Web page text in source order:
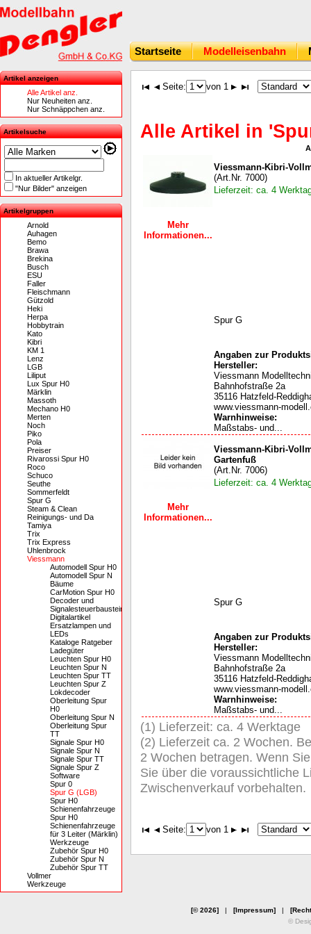
Startseite Modelleisenbahn
Artikel anzeigen
Alle Artikel anz.
Nur Neuheiten anz.
Nur Schnäppchen anz.
Artikelsuche
In aktueller Artikelgr.
"Nur Bilder" anzeigen
Artikelgruppen
Arnold
Auhagen
Bemo
Brawa
Brekina
Busch
ESU
Faller
Fleischmann
Gützold
Heki
Herpa
Hobbytrain
Kato
Kibri
KM 1
Lenz
LGB
Liliput
Lux Spur H0
Märklin
Massoth
Mechano H0
Merten
Noch
Piko
Pola
Preiser
Rivarossi Spur H0
Roco
Schuco
Seuthe
Sommerfeldt
Spur G
Steam & Clean
Reinigungs- und Da
Tamiya
Trix
Trix Express
Uhlenbrock
Viessmann
Automodell Spur H0
Automodell Spur N
Bäume
CarMotion Spur H0
Decoder und
Signalesteuerbausteine
Digitalartikel
Ersatzlampen und
LEDs
Kataloge Ratgeber
Ladegüter
Leuchten Spur H0
Leuchten Spur N
Leuchten Spur TT
Leuchten Spur Z
Lokdecoder
Oberleitung Spur
H0
Oberleitung Spur N
Oberleitung Spur
TT
Signale Spur H0
Signale Spur N
Signale Spur TT
Signale Spur Z
Software
Spur 0
Spur G (LGB)
Spur H0
Schienenfahrzeuge
Spur H0
Schienenfahrzeuge
für 3 Leiter (Märklin)
Werkzeuge
Zubehör Spur H0
Zubehör Spur N
Zubehör Spur TT
Vollmer
Werkzeuge
Seite: von 1
Alle Artikel in
Mehr
Informationen...
Viessmann-Kibri-
(Art.Nr. 7000)
Lieferzeit: ca. 4
Spur G
Angaben zur
Hersteller:
Viessmann
Bahnhofstraße 2a
35116 Hatzfeld-
www.viessmann-
Warnhinweise:
Maßstabs- und...
Mehr
Informationen...
Viessmann-Kibri-
Gartenfuß
(Art.Nr. 7006)
Lieferzeit: ca. 4
Spur G
Angaben zur
Hersteller:
Viessmann
Bahnhofstraße 2a
35116 Hatzfeld-
www.viessmann-
Warnhinweise:
Maßstabs- und...
(1) Lieferzeit: ca. 4 Werktage
(2) Lieferzeit ca. 2 Wochen.
2 Wochen betragen. Wenn
Sie über die voraussichtliche
Zwischenverkauf vorbehalten.
Seite: von 1
[© 2026]| [Impressum]|
©